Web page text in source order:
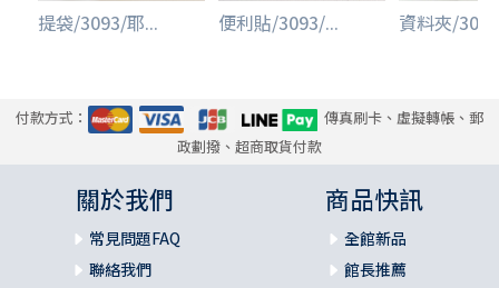
提袋/3093/耶... 便利貼/3093/... 資料夾/
付款方式：
傳真刷卡、虛擬轉帳、郵
政劃撥、超商取貨付款
關於我們
常見問題FAQ
聯絡我們
商品快訊
全館新品
館長推薦